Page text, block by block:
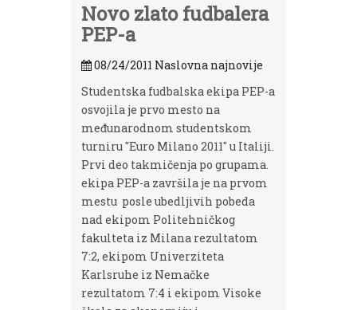
Novo zlato fudbalera
PEP-a
08/24/2011 Naslovna najnovije
Studentska fudbalska ekipa PEP-a
osvojila je prvo mesto na
međunarodnom studentskom
turniru "Euro Milano 2011" u Italiji.
Prvi deo takmičenja po grupama.
ekipa PEP-a završila je na prvom
mestu posle ubedljivih pobeda
nad ekipom Politehničkog
fakulteta iz Milana rezultatom
7:2, ekipom Univerziteta
Karlsruhe iz Nemačke
rezultatom 7:4 i ekipom Visoke